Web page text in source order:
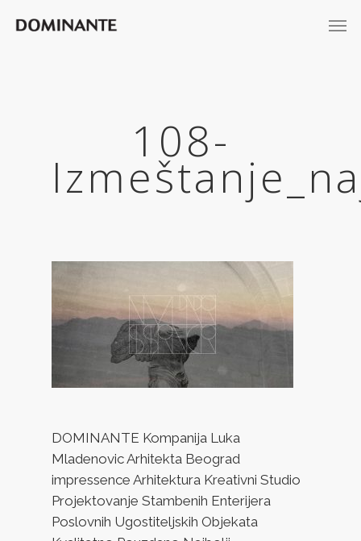
108-
DOMINANTE Kompanija Luka
Mladenovic Arhitekta Beograd
impressence Arhitektura Kreativni Studio
Projektovanje Stambenih Enterijera
Poslovnih Ugostiteljskih Objekata